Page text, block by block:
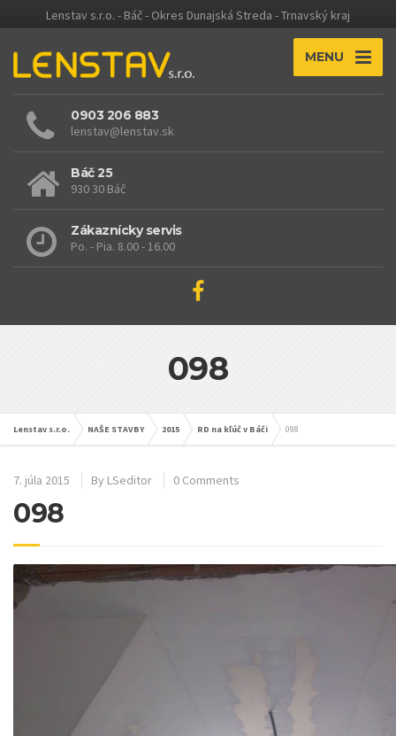
Lenstav s.r.o. - Báč - Okres Dunajská Streda - Trnavský kraj
MENU
0903 206 883
lenstav@lenstav.sk
Báč 25
930 30 Báč
Zákaznícky servis
Po. - Pia. 8.00 - 16.00
098
Lenstav s.r.o. NAŠE STAVBY 2015 RD na kľúč v Báči 098
7. júla 2015 By LSeditor 0 Comments
098